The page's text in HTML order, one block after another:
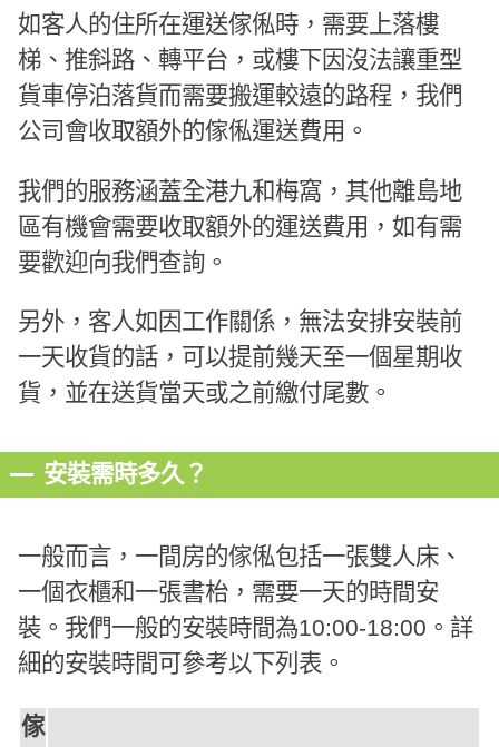
如客人的住所在運送傢俬時，需要上落樓
梯、推斜路、轉平台，或樓下因沒法讓重型
貨車停泊落貨而需要搬運較遠的路程，我們
公司會收取額外的傢俬運送費用。
我們的服務涵蓋全港九和梅窩，其他離島地
區有機會需要收取額外的運送費用，如有需
要歡迎向我們查詢。
另外，客人如因工作關係，無法安排安裝前
一天收貨的話，可以提前幾天至一個星期收
貨，並在送貨當天或之前繳付尾數。
安裝需時多久？
一般而言，一間房的傢俬包括一張雙人床、
一個衣櫃和一張書枱，需要一天的時間安
裝。我們一般的安裝時間為10:00-18:00。詳
細的安裝時間可參考以下列表。
傢